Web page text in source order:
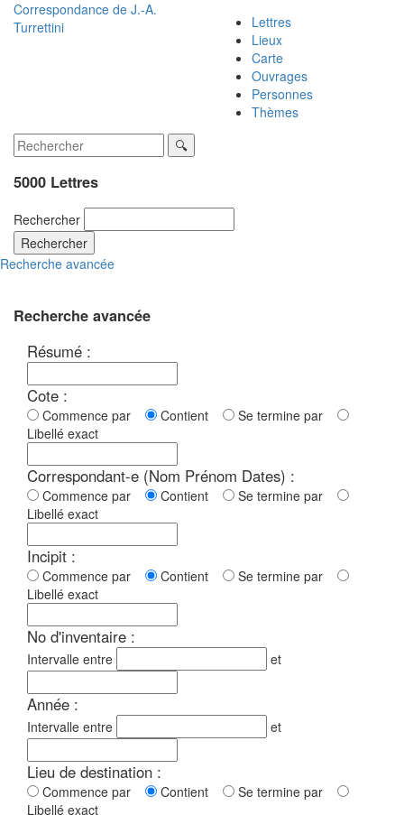
Correspondance de J.-A.
Turrettini
Lettres
Lieux
Carte
Ouvrages
Personnes
Thèmes
5000 Lettres
Rechercher
Rechercher
Recherche avancée
Recherche avancée
Résumé :
Cote :
Commence par Contient
Se termine par
Libellé exact
Correspondant-e (Nom Prénom Dates) :
Commence par Contient
Se termine par
Libellé exact
Incipit :
Commence par Contient
Se termine par
Libellé exact
No d'inventaire :
Intervalle entre et
Année :
Intervalle entre et
Lieu de destination :
Commence par Contient
Se termine par
Libellé exact